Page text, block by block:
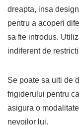
dreapta, insa
pentru a acoperi
sa fie introdus.
indiferent de
Se poate sa uiti de
frigiderului pentru
asigura o
nevoilor lui.